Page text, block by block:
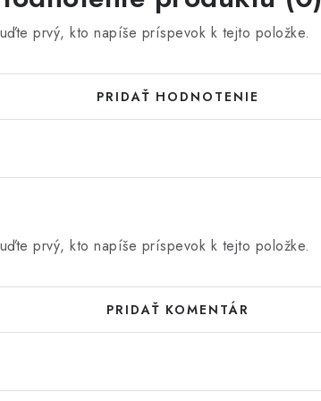
prvý, kto napíše príspevok k tejto položke.
PRIDAŤ HODNOTENIE
prvý, kto napíše príspevok k tejto položke.
PRIDAŤ KOMENTÁR